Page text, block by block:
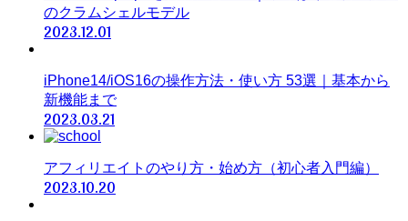
のクラムシェルモデル
2023.12.01
iPhone14/iOS16の操作方法・使い方 53選｜基本から
新機能まで
2023.03.21
アフィリエイトのやり方・始め方（初心者入門編）
2023.10.20